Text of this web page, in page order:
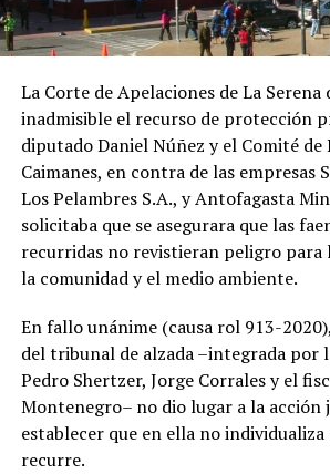
La Corte de Apelaciones de La Serena
inadmisible el recurso de protección
diputado Daniel Núñez y el Comité de
Caimanes, en contra de las empresas
Los Pelambres S.A., y Antofagasta
solicitaba que se asegurara que las
recurridas no revistieran peligro para
la comunidad y el medio ambiente.
En fallo unánime (causa rol 913-
del tribunal de alzada –integrada por
Pedro Shertzer, Jorge Corrales y el
Montenegro– no dio lugar a la acción
establecer que en ella no individualiza
recurre.